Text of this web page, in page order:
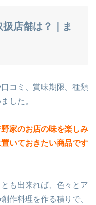
店舗は？｜ま
コミ、賞味期限、種類
した。
家のお店の味を楽しみ
いておきたい商品です
も出来れば、色々とア
作料理を作る積りで、